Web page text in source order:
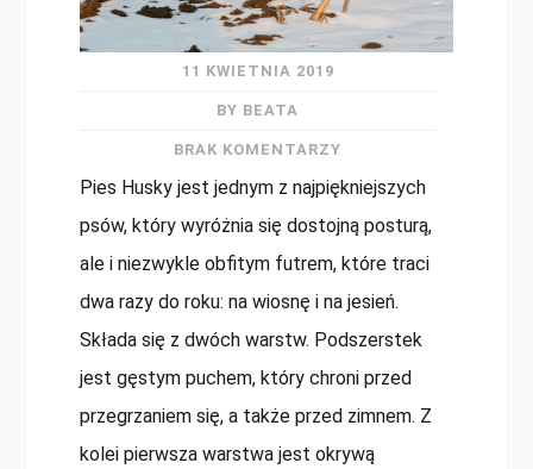
11 KWIETNIA 2019
BY BEATA
BRAK KOMENTARZY
Pies Husky jest jednym z najpiękniejszych
psów, który wyróżnia się dostojną posturą,
ale i niezwykle obfitym futrem, które traci
dwa razy do roku: na wiosnę i na jesień.
Składa się z dwóch warstw. Podszerstek
jest gęstym puchem, który chroni przed
przegrzaniem się, a także przed zimnem. Z
kolei pierwsza warstwa jest okrywą